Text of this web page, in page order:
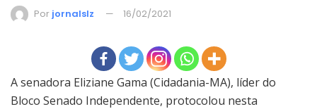
Por jornalslz 16/02/2021
A senadora Eliziane Gama (Cidadania-MA), líder do
Bloco Senado Independente, protocolou nesta